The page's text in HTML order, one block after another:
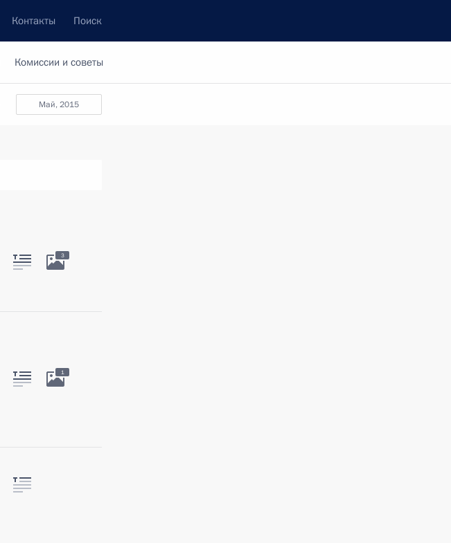
Контакты Поиск
Комиссии и советы
май, 2015
3
1